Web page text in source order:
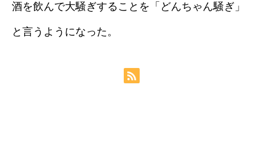
酒を飲んで大騒ぎすることを「どんちゃん騒ぎ」
と言うようになった。